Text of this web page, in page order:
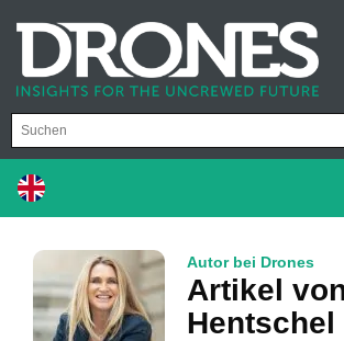
Autor bei Drones
Artikel
Hentschel